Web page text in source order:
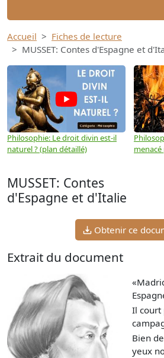
Accueil
Fiches de lecture
MUSSET: Contes d'Espagne et
Philosophie: Le droit divin est-il
naturel ? (plan détaillé)
menacé
MUSSET: Contes
d'Espagne et d'Italie
Obtenir ce
Extrait du document
Il court
Bien
yeux